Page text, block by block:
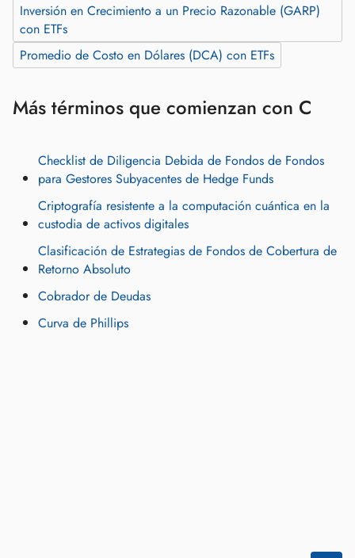
Inversión en Crecimiento a un Precio Razonable (GARP)
con ETFs
Promedio de Costo en Dólares (DCA) con ETFs
Más términos que comienzan con C
Checklist de Diligencia Debida de Fondos de Fondos
para Gestores Subyacentes de Hedge Funds
Criptografía resistente a la computación cuántica en la
custodia de activos digitales
Clasificación de Estrategias de Fondos de Cobertura de
Retorno Absoluto
Cobrador de Deudas
Curva de Phillips